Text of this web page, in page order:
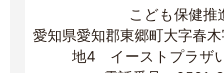
こども保健推
愛知県愛知郡東郷町大字春
地4 イーストプラザ